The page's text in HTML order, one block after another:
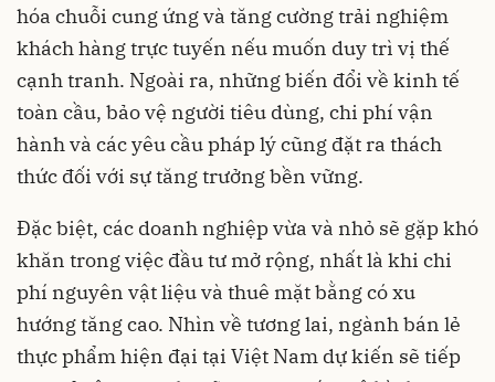
hóa chuỗi cung ứng và tăng cường trải nghiệm
khách hàng trực tuyến nếu muốn duy trì vị thế
cạnh tranh. Ngoài ra, những biến đổi về kinh tế
toàn cầu, bảo vệ người tiêu dùng, chi phí vận
hành và các yêu cầu pháp lý cũng đặt ra thách
thức đối với sự tăng trưởng bền vững.
Đặc biệt, các doanh nghiệp vừa và nhỏ sẽ gặp khó
khăn trong việc đầu tư mở rộng, nhất là khi chi
phí nguyên vật liệu và thuê mặt bằng có xu
hướng tăng cao. Nhìn về tương lai, ngành bán lẻ
thực phẩm hiện đại tại Việt Nam dự kiến sẽ tiếp